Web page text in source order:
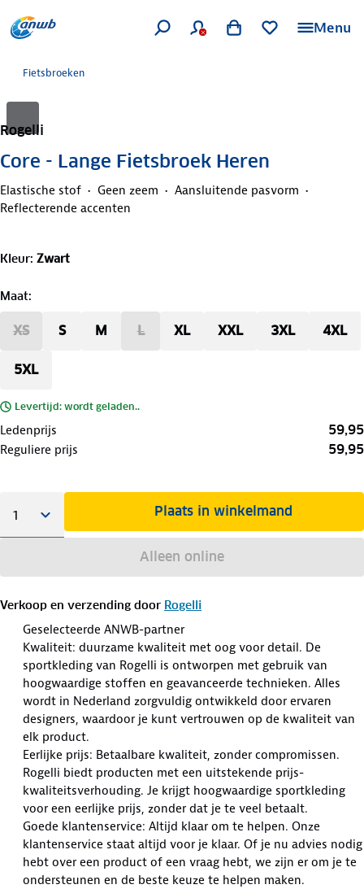
Menu
Fietsbroeken
Rogelli
Core - Lange Fietsbroek Heren
Elastische stof Geen zeem
Aansluitende pasvorm
Reflecterende accenten
Kleur: Zwart
Maat:
XS S M L XL XXL 3XL 4XL
5XL
Levertijd: wordt geladen..
Ledenprijs 59,95
Reguliere prijs 59,95
Plaats in winkelmand
Alleen online
Verkoop en verzending door Rogelli
Geselecteerde ANWB-partner
Kwaliteit: duurzame kwaliteit met oog voor detail. De
sportkleding van Rogelli is ontworpen met gebruik van
hoogwaardige stoffen en geavanceerde technieken. Alles
wordt in Nederland zorgvuldig ontwikkeld door ervaren
designers, waardoor je kunt vertrouwen op de kwaliteit van
elk product.
Eerlijke prijs: Betaalbare kwaliteit, zonder compromissen.
Rogelli biedt producten met een uitstekende prijs-
kwaliteitsverhouding. Je krijgt hoogwaardige sportkleding
voor een eerlijke prijs, zonder dat je te veel betaalt.
Goede klantenservice: Altijd klaar om te helpen. Onze
klantenservice staat altijd voor je klaar. Of je nu advies nodig
hebt over een product of een vraag hebt, we zijn er om je te
ondersteunen en de beste keuze te helpen maken.